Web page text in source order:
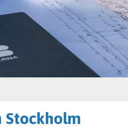
Stockholm